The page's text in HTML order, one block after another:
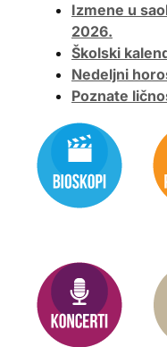
Izmene u
2026.
Školski
Nedeljni
Poznate